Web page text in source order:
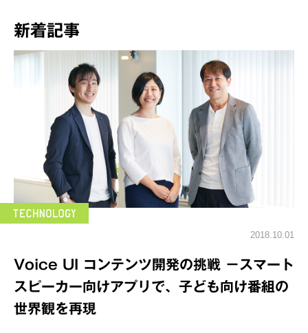
新着記事
2018.10.01
Voice UI コンテンツ開発の挑戦 －スマート
スピーカー向けアプリで、子ども向け番組の
世界観を再現